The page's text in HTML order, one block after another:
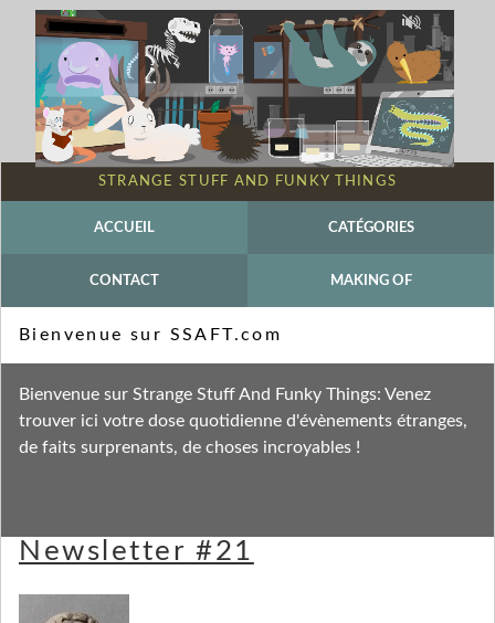
STRANGE STUFF AND FUNKY THINGS
ACCUEIL CATÉGORIES
CONTACT MAKING OF
Fil des commentaires
Newsletter #21
Bienvenue sur SSAFT.com
Bienvenue sur Strange Stuff And Funky Things: Venez
trouver ici votre dose quotidienne d'évènements étranges,
de faits surprenants, de choses incroyables !